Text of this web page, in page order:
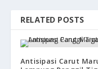
RELATED POSTS
Antisipasi Carut